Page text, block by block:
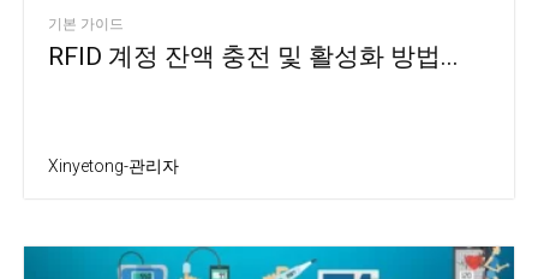
기본 가이드
RFID 계정 잔액 충전 및 활성화 방법...
Xinyetong-관리자